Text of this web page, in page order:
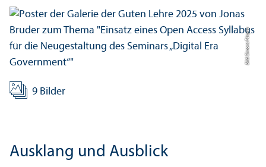
Bild: Simone Fényes
9 Bilder
Ausklang und Ausblick